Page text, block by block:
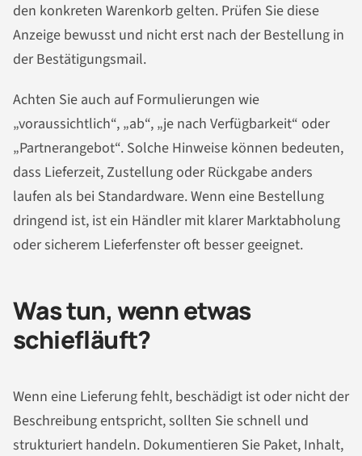
den konkreten Warenkorb gelten. Prüfen Sie diese
Anzeige bewusst und nicht erst nach der Bestellung in
der Bestätigungsmail.
Achten Sie auch auf Formulierungen wie
„voraussichtlich“, „ab“, „je nach Verfügbarkeit“ oder
„Partnerangebot“. Solche Hinweise können bedeuten,
dass Lieferzeit, Zustellung oder Rückgabe anders
laufen als bei Standardware. Wenn eine Bestellung
dringend ist, ist ein Händler mit klarer Marktabholung
oder sicherem Lieferfenster oft besser geeignet.
Was tun, wenn etwas
schiefläuft?
Wenn eine Lieferung fehlt, beschädigt ist oder nicht der
Beschreibung entspricht, sollten Sie schnell und
strukturiert handeln. Dokumentieren Sie Paket, Inhalt,